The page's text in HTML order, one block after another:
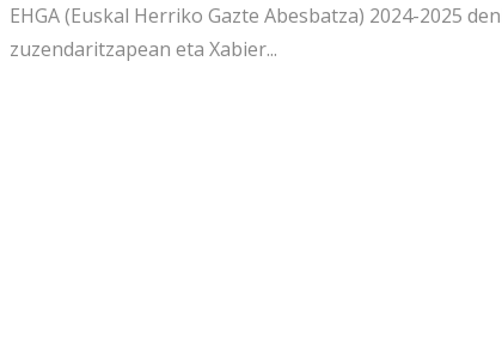
EHGA (Euskal Herriko Gazte Abesbatza) 2024-2025
zuzendaritzapean eta Xabier...